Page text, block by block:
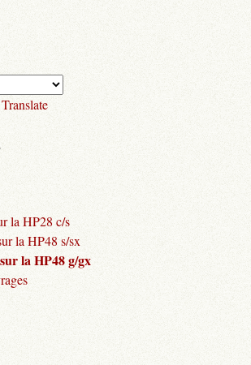
Translate
la HP28 c/s
la HP48 s/sx
la HP48 g/gx